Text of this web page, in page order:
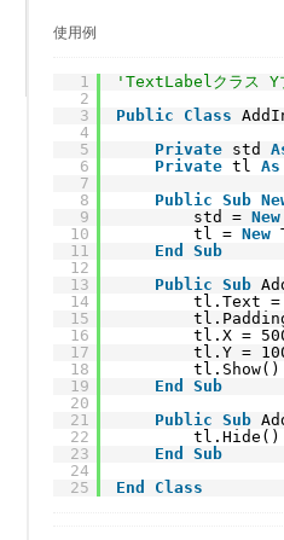
使用例
1
2
3
4
5
6
7
8
9
10
11
12
13
14
15
16
17
18
19
20
21
22
23
24
25
'TextLabelクラス Y
Public
Class
Private std
Private tl As
Public Sub
std = New
tl = New
End
Sub
Public Sub
tl.Text
tl.X =
tl.Y =
tl.Show()
End
Sub
Public Sub
tl.Hide()
End
Sub
End
Class